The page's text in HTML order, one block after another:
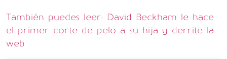
También puedes leer: David Beckham le hace
el primer corte de pelo a su hija y derrite la
web